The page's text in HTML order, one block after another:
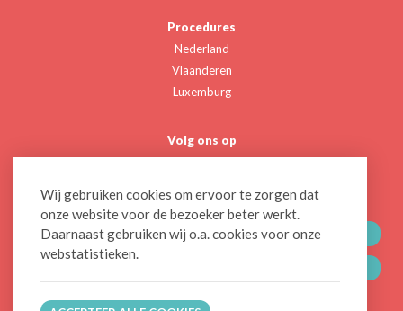
Wij gebruiken cookies om ervoor te zorgen dat
onze website voor de bezoeker beter werkt.
Daarnaast gebruiken wij o.a. cookies voor onze
webstatistieken.
Procedures
Nederland
Vlaanderen
Luxemburg
Volg ons op
Twitter
CONTACTEER ONS